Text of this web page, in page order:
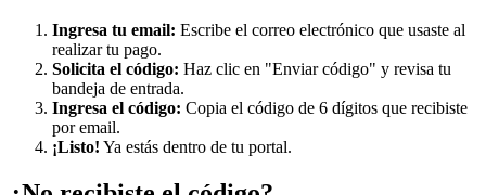
Ingresa tu email: Escribe el correo electrónico que usaste al
realizar tu pago.
Solicita el código: Haz clic en "Enviar código" y revisa tu
bandeja de entrada.
Ingresa el código: Copia el código de 6 dígitos que recibiste
por email.
¡Listo! Ya estás dentro de tu portal.